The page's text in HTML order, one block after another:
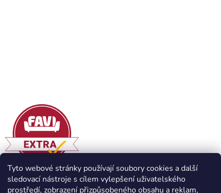
Tyto webové stránky používají soubory cookies a další
sledovací nástroje s cílem vylepšení uživatelského
prostředí, zobrazení přizpůsobeného obsahu a reklam,